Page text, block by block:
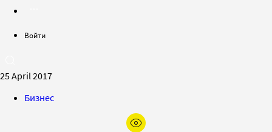
Войти
25 April 2017
Бизнес